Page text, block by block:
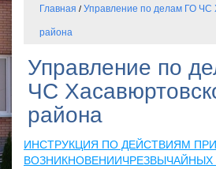
Главная / Управление по делам ГО ЧС
района
Управление по
ЧС
района
ИНСТРУКЦИЯ ПО ДЕЙСТВИЯМ ПРИ
ВОЗНИКНОВЕНИИЧРЕЗВЫЧАЙНЫХ